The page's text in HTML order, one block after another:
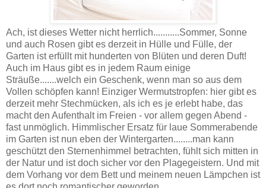
Ach, ist dieses Wetter nicht herrlich...........Sommer, Sonne
und auch Rosen gibt es derzeit in Hülle und Fülle, der
Garten ist erfüllt mit hunderten von Blüten und deren Duft!
Auch im Haus gibt es in jedem Raum einige
Sträuße.......welch ein Geschenk, wenn man so aus dem
Vollen schöpfen kann! Einziger Wermutstropfen: hier gibt es
derzeit mehr Stechmücken, als ich es je erlebt habe, das
macht den Aufenthalt im Freien - vor allem gegen Abend -
fast unmöglich. Himmlischer Ersatz für laue Sommerabende
im Garten ist nun eben der Wintergarten........man kann
geschützt den Sternenhimmel betrachten, fühlt sich mitten in
der Natur und ist doch sicher vor den Plagegeistern. Und mit
dem Vorhang vor dem Bett und meinem neuen Lämpchen ist